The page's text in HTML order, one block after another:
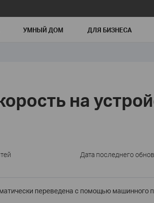
УМНЫЙ ДОМ ДЛЯ БИЗНЕСА
на
Дата последнего
переведена с помощью машинного